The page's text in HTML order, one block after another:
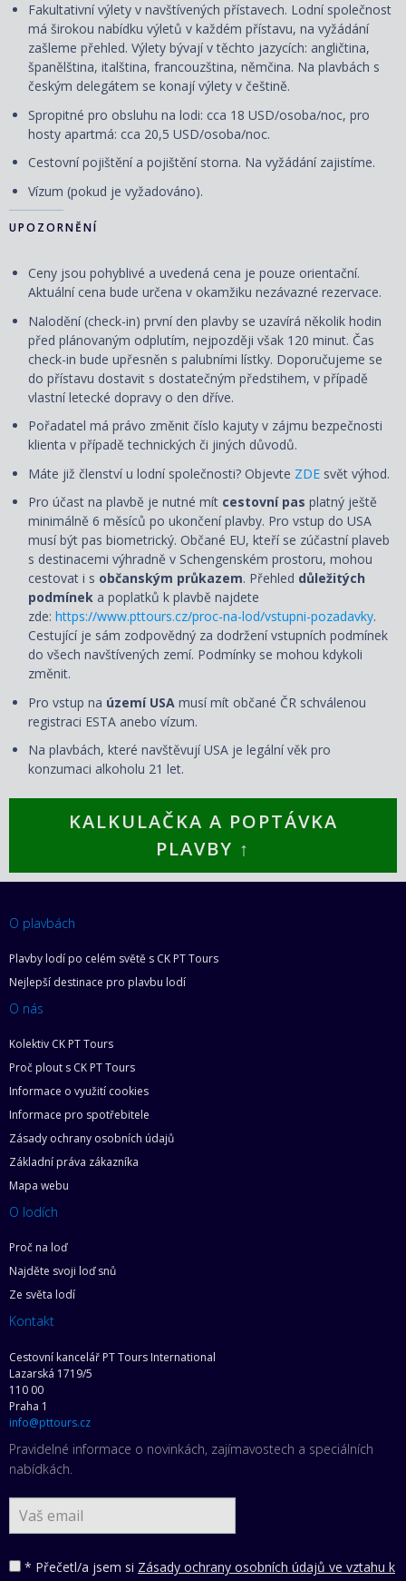
Fakultativní výlety v navštívených přístavech. Lodní společnost
má širokou nabídku výletů v každém přístavu, na vyžádání
zašleme přehled. Výlety bývají v těchto jazycích: angličtina,
španělština, italština, francouzština, němčina. Na plavbách s
českým delegátem se konají výlety v češtině.
Spropitné pro obsluhu na lodi: cca 18 USD/osoba/noc, pro
hosty apartmá: cca 20,5 USD/osoba/noc.
Cestovní pojištění a pojištění storna. Na vyžádání zajistíme.
Vízum (pokud je vyžadováno).
UPOZORNĚNÍ
Ceny jsou pohyblivé a uvedená cena je pouze orientační.
Aktuální cena bude určena v okamžiku nezávazné rezervace.
Nalodění (check-in) první den plavby se uzavírá několik hodin
před plánovaným odplutím, nejpozději však 120 minut. Čas
check-in bude upřesněn s palubními lístky. Doporučujeme se
do přístavu dostavit s dostatečným předstihem, v případě
vlastní letecké dopravy o den dříve.
Pořadatel má právo změnit číslo kajuty v zájmu bezpečnosti
klienta v případě technických či jiných důvodů.
Máte již členství u lodní společnosti? Objevte ZDE svět výhod.
Pro účast na plavbě je nutné mít cestovní pas platný ještě
minimálně 6 měsíců po ukončení plavby. Pro vstup do USA
musí být pas biometrický. Občané EU, kteří se zúčastní plaveb
s destinacemi výhradně v Schengenském prostoru, mohou
cestovat i s občanským průkazem. Přehled důležitých
podmínek a poplatků k plavbě najdete
zde: https://www.pttours.cz/proc-na-lod/vstupni-pozadavky.
Cestující je sám zodpovědný za dodržení vstupních podmínek
do všech navštívených zemí. Podmínky se mohou kdykoli
změnit.
Pro vstup na území USA musí mít občané ČR schválenou
registraci ESTA anebo vízum.
Na plavbách, které navštěvují USA je legální věk pro
konzumaci alkoholu 21 let.
KALKULAČKA A POPTÁVKA
PLAVBY ↑
O plavbách
Plavby lodí po celém světě s CK PT Tours
Nejlepší destinace pro plavbu lodí
O nás
Kolektiv CK PT Tours
Proč plout s CK PT Tours
Informace o využití cookies
Informace pro spotřebitele
Zásady ochrany osobních údajů
Základní práva zákazníka
Mapa webu
O lodích
Proč na loď
Najděte svoji loď snů
Ze světa lodí
Kontakt
Cestovní kancelář PT Tours International
Lazarská 1719/5
110 00
Praha 1
info@pttours.cz
Pravidelné informace o novinkách, zajímavostech a speciálních
nabídkách.
* Přečetl/a jsem si Zásady ochrany osobních údajů ve vztahu k